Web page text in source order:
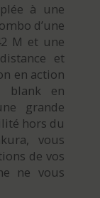
à une
d’une
M et une
et
en action
blank en
grande
hors du
vous
de vos
ne vous